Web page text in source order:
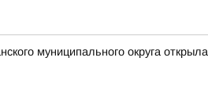
муниципального округа